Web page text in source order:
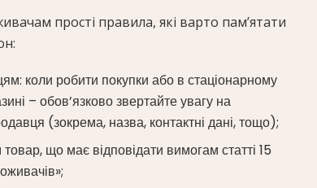
прості правила, які варто пам’ятати
коли робити покупки або в стаціонарному
– обов’язково звертайте увагу на
(зокрема, назва, контактні дані, тощо);
що має відповідати вимогам статті 15